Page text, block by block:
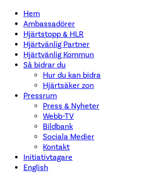
Hem
Ambassadörer
Hjärtstopp & HLR
Hjärtvänlig Partner
Hjärtvänlig Kommun
Så bidrar du
Hur du kan bidra
Hjärtsäker zon
Pressrum
Press & Nyheter
Webb-TV
Bildbank
Sociala Medier
Kontakt
Initiativtagare
English